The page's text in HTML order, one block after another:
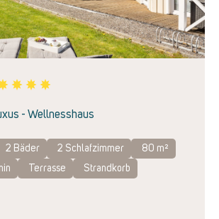
- Wellnesshaus
2 Bäder 2 Schlafzimmer
80 m²
Terrasse Strandkorb